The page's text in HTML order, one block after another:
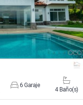
6 Garaje
4 Baño(s)